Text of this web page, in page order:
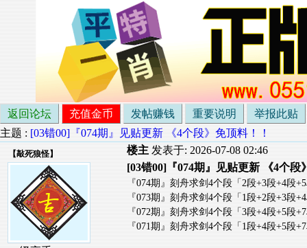
返回论坛 充值金币 发帖赚钱 重要说明
举报此贴
主题 : [03错00]『074期』见贴更新 《4个段》免顶料！！
【敲死狼怪】 楼主 发表于: 2026-07-08 02:46
[03错00]『074期』见贴更新 《4个段
『074期』刻舟求剑4个段「2段+3段+4段
『073期』刻舟求剑4个段「1段+2段+3段
『072期』刻舟求剑4个段「3段+4段+5段
『071期』刻舟求剑4个段「1段+4段+5段